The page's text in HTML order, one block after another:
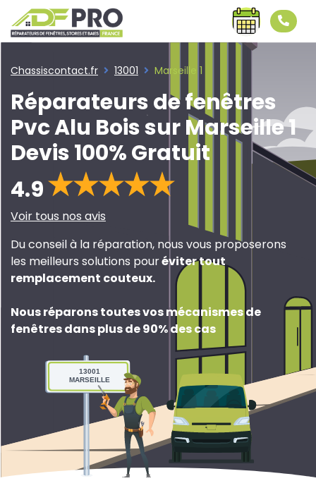
Chassiscontact.fr 13001 Marseille 1
Réparateurs de fenêtres
Pvc Alu Bois sur Marseille 1
Devis 100% Gratuit
4.9
Voir tous nos avis
Du conseil à la réparation, nous vous proposerons
les meilleurs solutions pouréviter tout
remplacement couteux.
Nous réparons toutes vos mécanismes de
fenêtres dans plus de 90% des cas
13001
MARSEILLE